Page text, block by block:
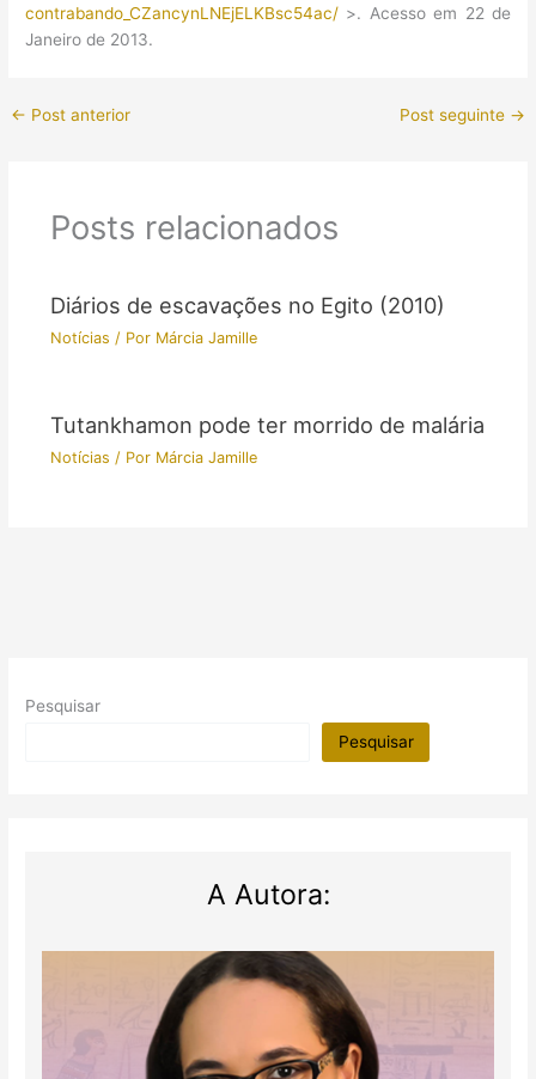
contrabando_CZancynLNEjELKBsc54ac/ >. Acesso em 22 de
Janeiro de 2013.
← Post anterior Post seguinte →
Posts relacionados
Diários de escavações no Egito (2010)
Notícias / Por Márcia Jamille
Tutankhamon pode ter morrido de malária
Notícias / Por Márcia Jamille
Pesquisar
Pesquisar
A Autora: